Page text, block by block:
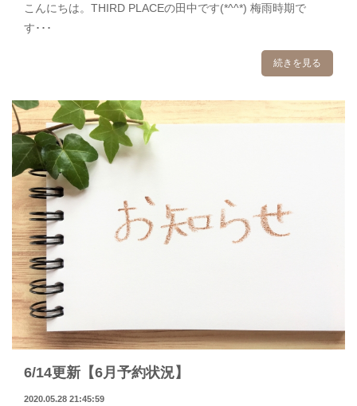
こんにちは。THIRD PLACEの田中です(*^^*) 梅雨時期で
す･･･
続きを見る
6/14更新【6月予約状況】
2020.05.28 21:45:59